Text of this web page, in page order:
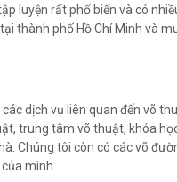
luyện rất phổ biến và có
thành phố Hồ Chí Minh và
dịch vụ liên quan đến võ
trung tâm võ thuật, khóa
Chúng tôi còn có các võ
mình.